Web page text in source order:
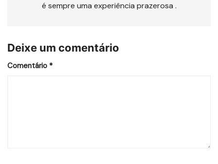
é sempre uma experiência prazerosa .
Deixe um comentário
Comentário *